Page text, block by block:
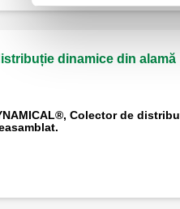
dinamice din alamă
Colector de